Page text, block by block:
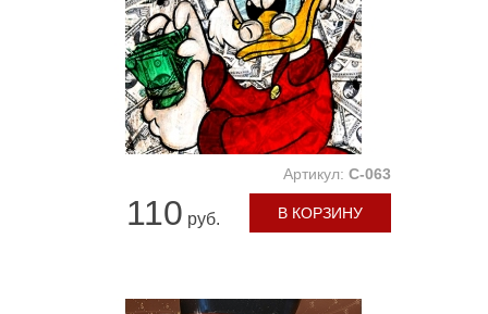
Артикул: C-063
110 руб. В КОРЗИНУ